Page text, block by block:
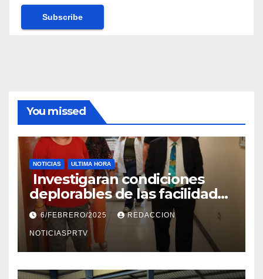
You missed
NOTICIAS ULTIMA HORA
Investigaran condiciones
deplorables de las facilidades
el Departamento de la Salud
en Mayagüez
6/FEBRERO/2025 REDACCION
NOTICIASPRTV